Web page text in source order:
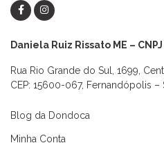
Daniela Ruiz Rissato ME –
Rua Rio Grande do Sul, 1699,
CEP: 15600-067, Fernandópolis –
Blog da Dondoca
Minha Conta